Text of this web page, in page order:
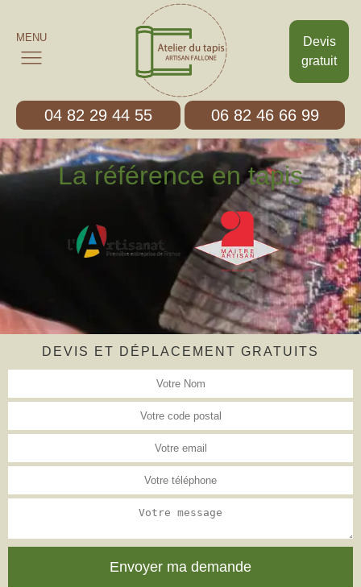
Devis
gratuit
MENU
04 82 29 44 55 06 82 46 66 99
La référence en tapis
DEVIS ET DÉPLACEMENT GRATUITS